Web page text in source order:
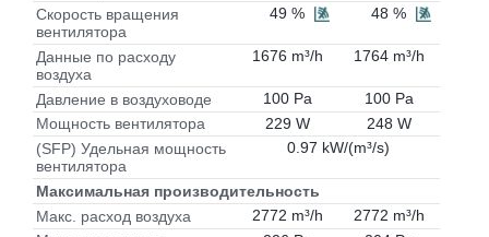
Скорость вращения
вентилятора
49 % 48 %
Данные по расходу
воздуха
1676 m³/h 1764 m³/h
Давление в воздуховоде 100 Pa
100 Pa
Мощность вентилятора
229 W
248 W
(SFP) Удельная мощность
вентилятора
0.97 kW/(m³/s)
Максимальная производительность
Макс. расход воздуха
2772 m³/h
2772 m³/h